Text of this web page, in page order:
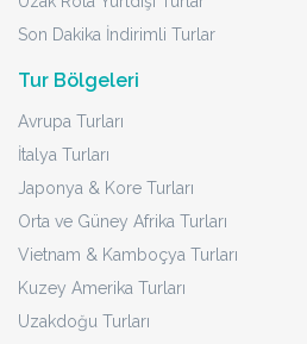
Son Dakika İndirimli Turlar
Tur Bölgeleri
Avrupa Turları
İtalya Turları
Japonya & Kore Turları
Orta ve Güney Afrika Turları
Vietnam & Kamboçya Turları
Kuzey Amerika Turları
Uzakdoğu Turları